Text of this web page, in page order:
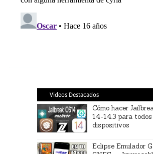
Videos Destacados
Cómo hacer
14-14.3 para todos
dispositivos
Eclipse Emulador